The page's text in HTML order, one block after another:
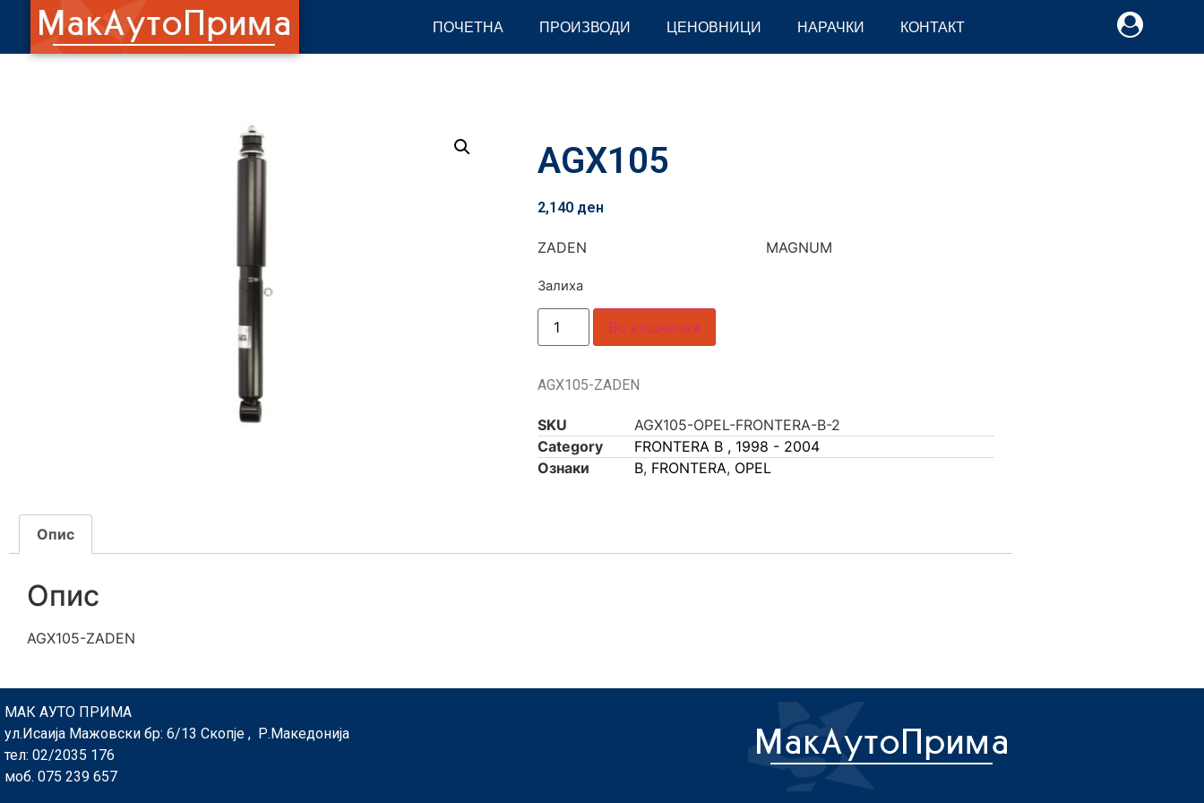
ПОЧЕТНА ПРОИЗВОДИ ЦЕНОВНИЦИ НАРАЧКИ КОНТАКТ
AGX105
2,140 ден
ZADEN MAGNUM
Залиха
Во кошничка
AGX105-ZADEN
SKU
AGX105-OPEL-FRONTERA-B-2
Category
FRONTERA B , 1998 - 2004
Ознаки
B, FRONTERA, OPEL
Опис
Опис
AGX105-ZADEN
МАК АУТО ПРИМА
ул.Исаија Мажовски бр: 6/13 Скопје , Р.Македонија
тел: 02/2035 176
моб. 075 239 657